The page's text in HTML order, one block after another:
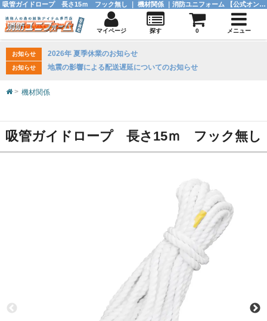
お知らせ 2026年 夏季休業のお知らせ
お知らせ 地震の影響による配送遅延についてのお知らせ
機材関係
吸管ガイドロープ 長さ15ｍ フック無し
吸管ガイドロープ 長さ15ｍ フック無し ｜ 機材関係 ｜消防ユニフォーム 【公式オンラインショップ】
マイページ 探す 0 メニュー